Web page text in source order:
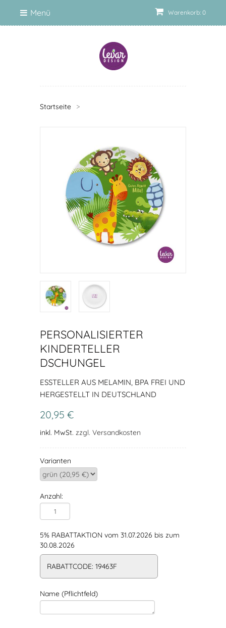
Warenkorb: 0
Menü
Startseite >
PERSONALISIERTER
KINDERTELLER
DSCHUNGEL
ESSTELLER AUS MELAMIN, BPA FREI UND H
ERGESTELLT IN DEUTSCHLAND
20,95 €
inkl. MwSt. zzgl. Versandkosten
Varianten
Anzahl:
5% RABATTAKTION vom 31.07.2026 bis zum
30.08.2026
RABATTCODE: 19463F
Name (Pflichtfeld)